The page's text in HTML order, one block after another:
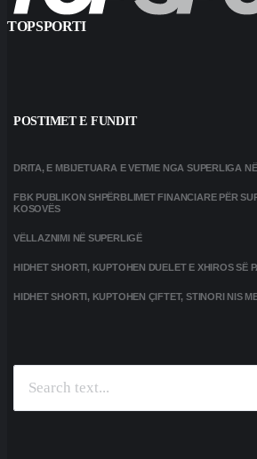
TOPSPORTI
POSTIMET E FUNDIT
DRITA, E MBIJETUARA E VETME NGA SUPERLIGA
FBK PUBLIKON SHPËRBLIMET FINANCIARE PËR
KOSOVËS
VËLLAZNIMI NË SUPERLIGË
HIDHET SHORTI, KUPTOHEN DUELET E XHIROS SË
HIDHET SHORTI, KUPTOHEN ÇIFTET, STINORI NIS